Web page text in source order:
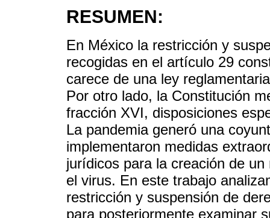
RESUMEN:
En México la restricción y
recogidas en el artículo 29
carece de una ley
Por otro lado, la Constitución
fracción XVI, disposiciones
La pandemia generó una
implementaron medidas
jurídicos para la creación de
el virus. En este trabajo
restricción y suspensión de
para posteriormente examinar